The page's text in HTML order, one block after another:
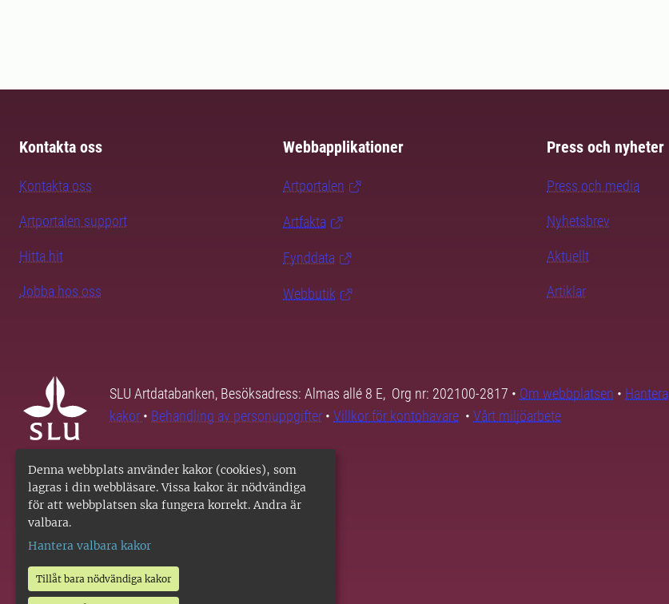
Denna webbplats använder kakor (cookies), som
lagras i din webbläsare. Vissa kakor är nödvändiga
för att webbplatsen ska fungera korrekt. Andra är
valbara.
Hantera valbara kakor
Tillåt bara nödvändiga kakor
Kontakta oss
Kontakta oss
Artportalen support
Hitta hit
Jobba hos oss
Webbapplikationer
Artportalen
Artfakta
Fynddata
Webbutik
Press och nyheter
Press och media
Nyhetsbrev
Aktuellt
Artiklar
SLU Artdatabanken, Besöksadress: Almas allé 8 E, Org nr: 202100-2817 • Om webbplatsen • Hantera
kakor • Behandling av personuppgifter • Villkor för kontohavare • Vårt miljöarbete